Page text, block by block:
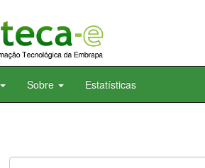
Sobre Estatísticas